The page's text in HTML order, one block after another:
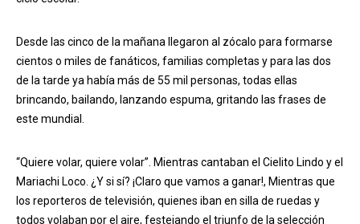
Desde las cinco de la mañana llegaron al zócalo para formarse
cientos o miles de fanáticos, familias completas y para las dos
de la tarde ya había más de 55 mil personas, todas ellas
brincando, bailando, lanzando espuma, gritando las frases de
este mundial.
“Quiere volar, quiere volar”. Mientras cantaban el Cielito Lindo y el
Mariachi Loco. ¿Y si sí? ¡Claro que vamos a ganar!, Mientras que
los reporteros de televisión, quienes iban en silla de ruedas y
todos volaban por el aire, festejando el triunfo de la selección